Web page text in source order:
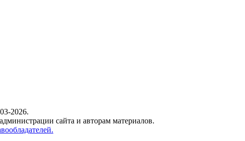
2026.
сайта и авторам материалов.